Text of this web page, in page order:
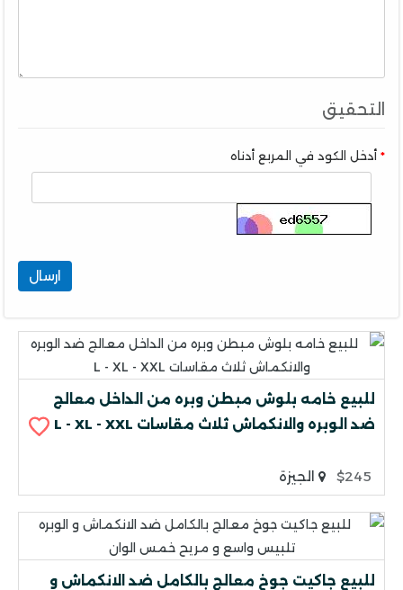
التحقيق
أدخل الكود في المربع أدناه
ارسال
للبيع خامه بلوش مبطن وبره من الداخل معالج
ضد الوبره والانكماش ثلاث مقاسات L - XL - XXL
$245 الجيزة
للبيع جاكيت جوخ معالج بالكامل ضد الانكماش و